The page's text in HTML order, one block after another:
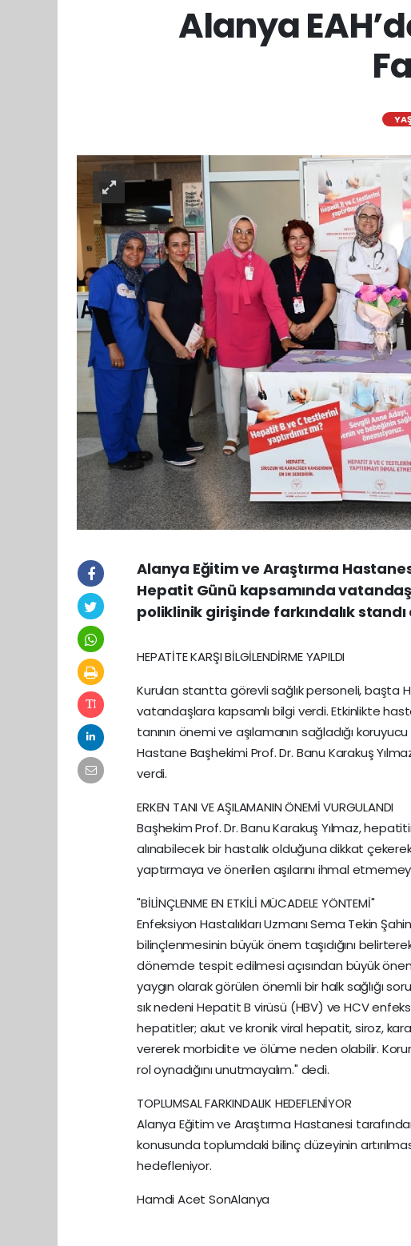
Alanya
Alanya Eğitim ve Araştırma
Hepatit Günü kapsamında
poliklinik girişinde farkındalık standı
HEPATİTE KARŞI BİLGİLENDİRME YAPILDI
Kurulan stantta görevli sağlık personeli, başta
vatandaşlara kapsamlı bilgi verdi. Etkinlikte
tanının önemi ve aşılamanın sağladığı
Hastane Başhekimi Prof. Dr. Banu Karakuş
verdi.
ERKEN TANI VE AŞILAMANIN ÖNEMİ VURGULANDI
Başhekim Prof. Dr. Banu Karakuş Yılmaz,
alınabilecek bir hastalık olduğuna dikkat
yaptırmaya ve önerilen aşılarını ihmal
"BİLİNÇLENME EN ETKİLİ MÜCADELE YÖNTEMİ"
Enfeksiyon Hastalıkları Uzmanı Sema Tekin
bilinçlenmesinin büyük önem taşıdığını
dönemde tespit edilmesi açısından büyük
yaygın olarak görülen önemli bir halk sağlığı
sık nedeni Hepatit B virüsü (HBV) ve HCV
hepatitler; akut ve kronik viral hepatit, siroz,
vererek morbidite ve ölüme neden olabilir.
rol oynadığını unutmayalım." dedi.
TOPLUMSAL FARKINDALIK HEDEFLENİYOR
Alanya Eğitim ve Araştırma Hastanesi
konusunda toplumdaki bilinç düzeyinin
hedefleniyor.
Hamdi Acet SonAlanya